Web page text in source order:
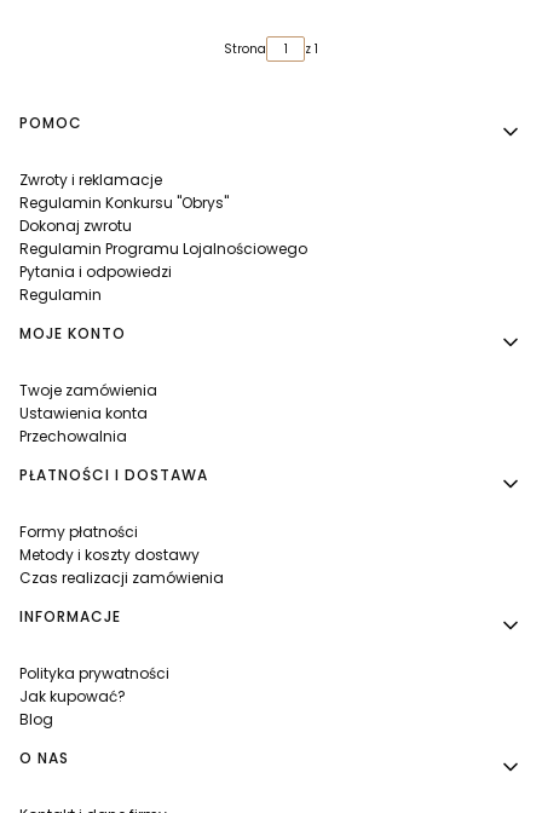
Strona z 1
Linki w stopce
POMOC
Zwroty i reklamacje
Regulamin Konkursu "Obrys"
Dokonaj zwrotu
Regulamin Programu Lojalnościowego
Pytania i odpowiedzi
Regulamin
MOJE KONTO
Twoje zamówienia
Ustawienia konta
Przechowalnia
PŁATNOŚCI I DOSTAWA
Formy płatności
Metody i koszty dostawy
Czas realizacji zamówienia
INFORMACJE
Polityka prywatności
Jak kupować?
Blog
O NAS